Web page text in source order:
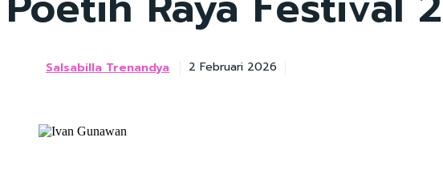
Salsabilla Trenandya 2 Februari 2026